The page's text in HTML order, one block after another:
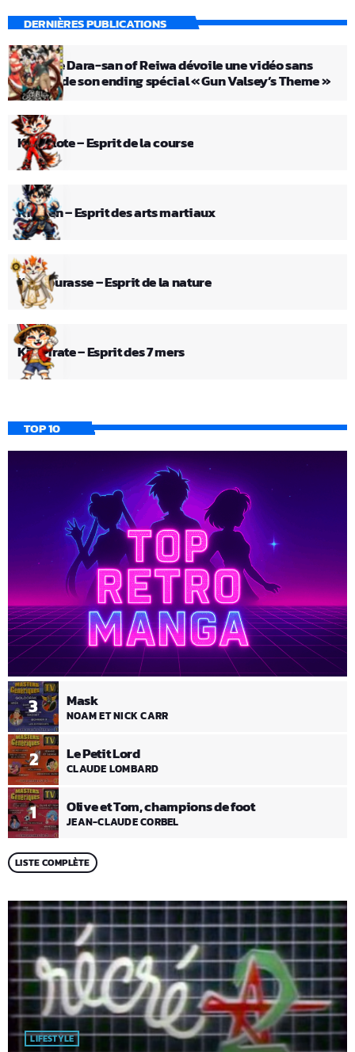
DERNIÈRES PUBLICATIONS
L’anime Dara-san of Reiwa dévoile une vidéo sans
crédits de son ending spécial « Gun Valsey’s Theme »
Kid Pilote – Esprit de la course
Kid Ken – Esprit des arts martiaux
Kid Fourasse – Esprit de la nature
Kid Pirate – Esprit des 7 mers
TOP 10
1 Olive et Tom, champions de foot
JEAN-CLAUDE CORBEL
2 Le Petit Lord
CLAUDE LOMBARD
3 Mask
NOAM ET NICK CARR
LISTE COMPLÈTE
LIFESTYLE